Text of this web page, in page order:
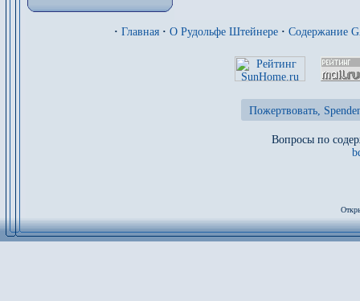
· Главная · О Рудольфе Штейнере · Содержание
Пожертвовать,
Вопросы по